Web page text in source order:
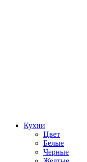
Кухни
Цвет
Белые
Черные